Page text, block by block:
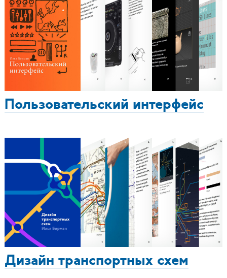
Пользовательский интерфейс
Дизайн транспортных схем